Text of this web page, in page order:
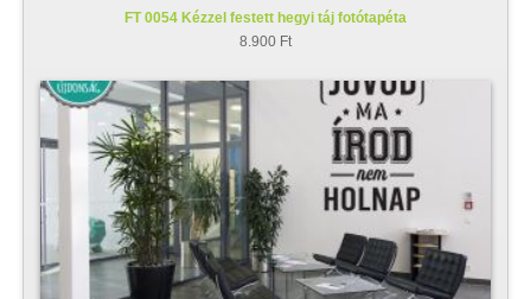
FT 0054 Kézzel festett hegyi táj fotótapéta
8.900 Ft